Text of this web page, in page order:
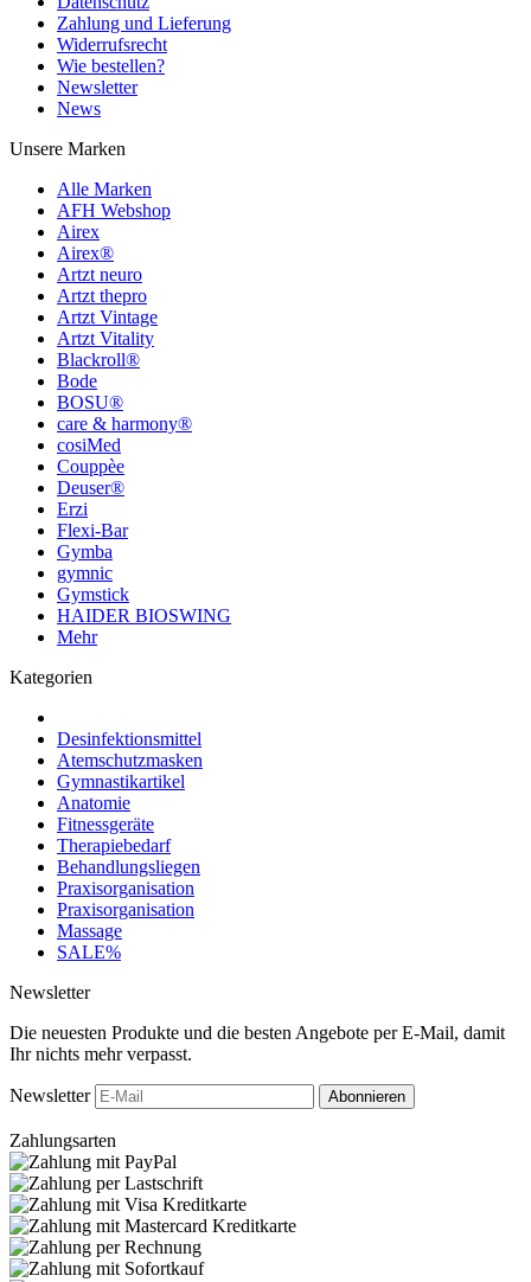
Zahlung und Lieferung
Widerrufsrecht
Wie bestellen?
Newsletter
News
Unsere Marken
Alle Marken
AFH Webshop
Airex
Airex®
Artzt neuro
Artzt thepro
Artzt Vintage
Artzt Vitality
Blackroll®
Bode
BOSU®
care & harmony®
cosiMed
Couppèe
Deuser®
Erzi
Flexi-Bar
Gymba
gymnic
Gymstick
HAIDER BIOSWING
Mehr
Kategorien
Desinfektionsmittel
Atemschutzmasken
Gymnastikartikel
Anatomie
Fitnessgeräte
Therapiebedarf
Behandlungsliegen
Praxisorganisation
Praxisorganisation
Massage
SALE%
Newsletter
Die neuesten Produkte und die besten Angebote per E-Mail, damit
Ihr nichts mehr verpasst.
Newsletter Abonnieren
Zahlungsarten